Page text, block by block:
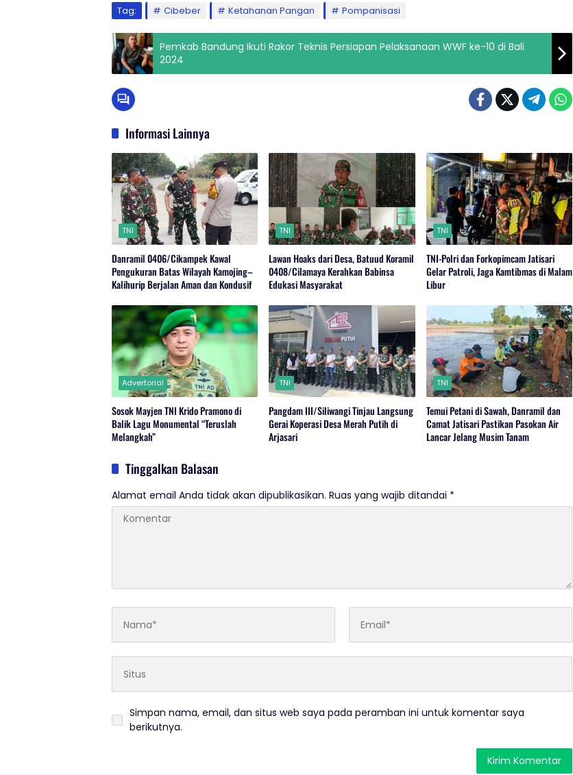
Tag: Cibeber Ketahanan Pangan Pompanisasi
Pemkab Bandung Ikuti Rakor Teknis Persiapan Pelaksanaan WWF ke-10 di Bali
2024
Informasi Lainnya
TNI
Danramil 0406/Cikampek Kawal
Pengukuran Batas Wilayah Kamojing–
Kalihurip Berjalan Aman dan Kondusif
TNI
Lawan Hoaks dari Desa, Batuud Koramil
0408/Cilamaya Kerahkan Babinsa
Edukasi Masyarakat
TNI
TNI-Polri dan Forkopimcam Jatisari
Gelar Patroli, Jaga Kamtibmas di Malam
Libur
Advertorial
Sosok Mayjen TNI Krido Pramono di
Balik Lagu Monumental “Teruslah
Melangkah”
TNI
Pangdam III/Siliwangi Tinjau Langsung
Gerai Koperasi Desa Merah Putih di
Arjasari
TNI
Temui Petani di Sawah, Danramil dan
Camat Jatisari Pastikan Pasokan Air
Lancar Jelang Musim Tanam
Tinggalkan Balasan
Alamat email Anda tidak akan dipublikasikan. Ruas yang wajib ditandai *
Simpan nama, email, dan situs web saya pada peramban ini untuk komentar saya
berikutnya.